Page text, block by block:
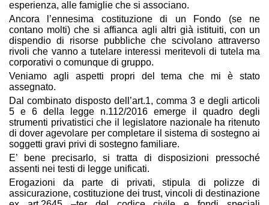
esperienza, alle famiglie che si associano.
Ancora l’ennesima costituzione di un Fondo (se ne
contano molti) che si affianca agli altri già istituiti, con un
dispendio di risorse pubbliche che scivolano attraverso
rivoli che vanno a tutelare interessi meritevoli di tutela ma
corporativi o comunque di gruppo.
Veniamo agli aspetti propri del tema che mi è stato
assegnato.
Dal combinato disposto dell’art.1, comma 3 e degli articoli
5 e 6 della legge n.112/2016 emerge il quadro degli
strumenti privatistici che il legislatore nazionale ha ritenuto
di dover agevolare per completare il sistema di sostegno ai
soggetti gravi privi di sostegno familiare.
E’ bene precisarlo, si tratta di disposizioni pressoché
assenti nei testi di legge unificati.
Erogazioni da parte di privati, stipula di polizze di
assicurazione, costituzione dei trust, vincoli di destinazione